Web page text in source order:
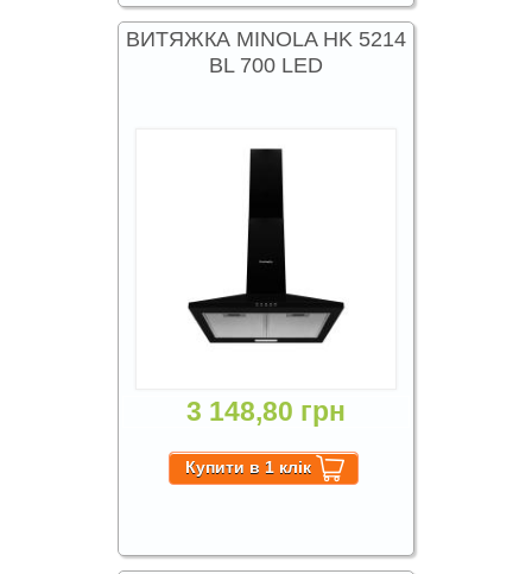
ВИТЯЖКА MINOLA HK 5214
BL 700 LED
3 148,80 грн